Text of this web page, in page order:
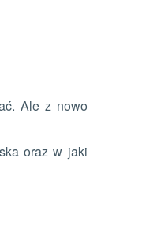
Ale z nowo
oraz w jaki